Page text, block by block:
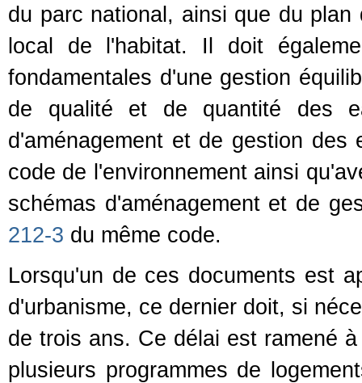
du parc national, ainsi que du
local de l'habitat. Il doit
fondamentales d'une gestion
de qualité et de quantité des
d'aménagement et de gestion
code de l'environnement ainsi
schémas d'aménagement et de
212-3 du même code.
Lorsqu'un de ces documents est
d'urbanisme, ce dernier doit, si
de trois ans. Ce délai est ramené
plusieurs programmes de